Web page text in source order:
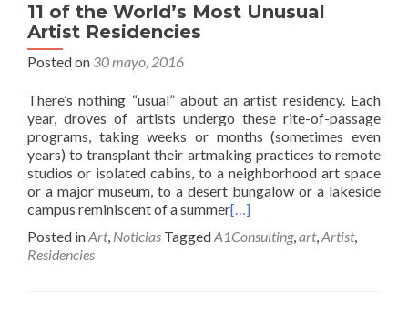
11 of the World’s Most Unusual
Artist Residencies
Posted on 30 mayo, 2016
There’s nothing “usual” about an artist residency. Each
year, droves of artists undergo these rite-of-passage
programs, taking weeks or months (sometimes even
years) to transplant their artmaking practices to remote
studios or isolated cabins, to a neighborhood art space
or a major museum, to a desert bungalow or a lakeside
campus reminiscent of a summer[…]
Posted inArt, Noticias TaggedA1Consulting,art,Artist,
Residencies